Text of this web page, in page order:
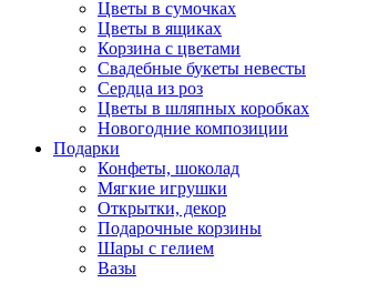
Цветы в сумочках
Цветы в ящиках
Корзина с цветами
Свадебные букеты невесты
Сердца из роз
Цветы в шляпных коробках
Новогодние композиции
Подарки
Конфеты, шоколад
Мягкие игрушки
Открытки, декор
Подарочные корзины
Шары с гелием
Вазы